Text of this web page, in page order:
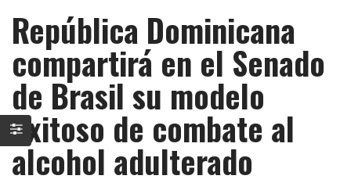
República Dominicana
compartirá en el Senado
de Brasil su modelo
exitoso de combate al
alcohol adulterado